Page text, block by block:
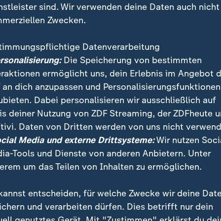
sind überall massive Schäden zu sehen,
Semm. Doch die Trümmerberge eingestürzter
sind. Wir verwenden deine Daten auch nicht
Zwecken.
Datenverarbeitung
Die Speicherung von bestimmten
ermöglicht uns, dein Erlebnis im Angebot
an dich anzupassen und Personalisierungsfunktionen
Dabei personalisieren wir ausschließlich auf
deiner Nutzung von ZDF Streaming, der ZDFheute
Daten von Dritten werden von uns nicht
Media und externe Drittsysteme:Wir nutzen
Tools und Dienste von anderen Anbietern. Unter
um das Teilen von Inhalten zu ermöglichen.
entscheiden, für welche Zwecke wir deine
und verarbeiten dürfen. Dies betrifft nur dein